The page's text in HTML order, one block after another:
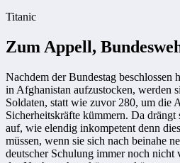
Titanic
Zum Appell,
Nachdem der Bundestag beschlossen
in Afghanistan aufzustocken, werden
Soldaten, statt wie zuvor 280, um die
Sicherheitskräfte kümmern. Da
auf, wie elendig inkompetent denn
müssen, wenn sie sich nach beinahe
deutscher Schulung immer noch nicht